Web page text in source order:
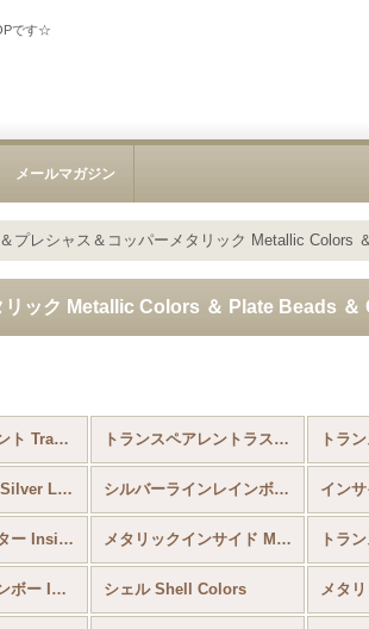
です☆
メールマガジン
プレシャス＆コッパーメタリック Metallic Colors
リック Metallic Colors ＆ Plate Beads
トランスペアレント Transparent トランスペアレントラスター Transparent Lustered
シルバーライン Silver Lined シルバーラインレインボー Silver Lined Rainbow イン
インサイドラスター Inside Colors Lustered メタリックインサイド Metallic Inside Colors
インサイドレインボー Inside Colors Rainbow シェル Shell Colors